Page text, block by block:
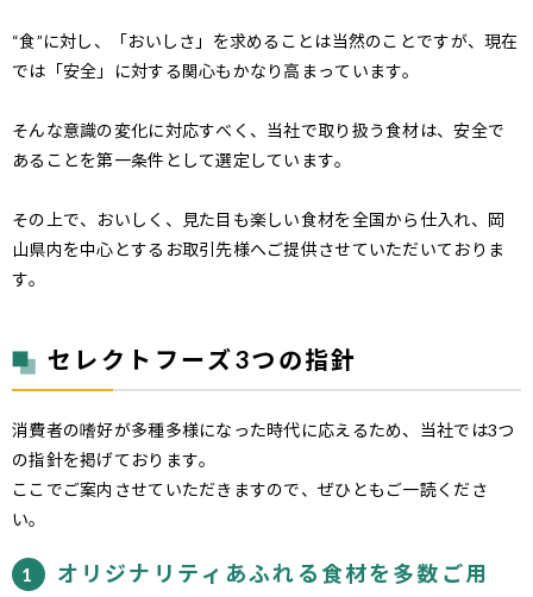
“食”に対し、「おいしさ」を求めることは当然のことですが、現在
では「安全」に対する関心もかなり高まっています。
そんな意識の変化に対応すべく、当社で取り扱う食材は、安全で
あることを第一条件として選定しています。
その上で、おいしく、見た目も楽しい食材を全国から仕入れ、岡
山県内を中心とするお取引先様へご提供させていただいておりま
す。
セレクトフーズ3つの指針
消費者の嗜好が多種多様になった時代に応えるため、当社では3つ
の指針を掲げております。
ここでご案内させていただきますので、ぜひともご一読くださ
い。
1
オリジナリティあふれる食材を多数ご用